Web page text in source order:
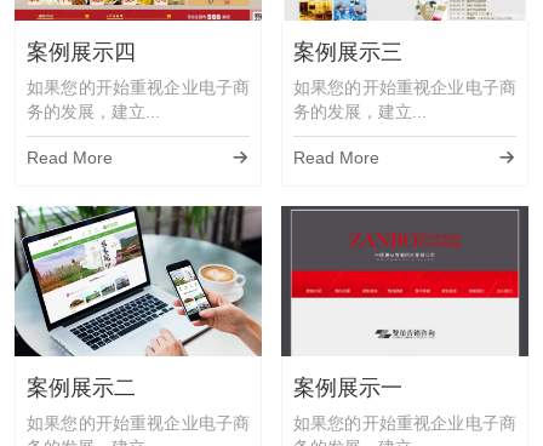
案例展示四
如果您的开始重视企业电子商
务的发展，建立...
Read More
案例展示三
如果您的开始重视企业电子商
务的发展，建立...
Read More
案例展示二
如果您的开始重视企业电子商
案例展示一
如果您的开始重视企业电子商